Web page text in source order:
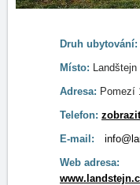
Druh ubytování:
Místo: Landštejn
Adresa: Pomezí
Telefon:
E-mail:
Web adresa: